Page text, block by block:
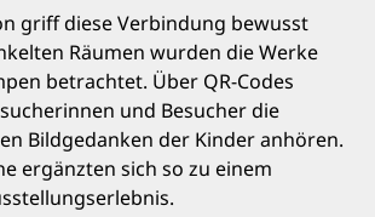
griff diese Verbindung bewusst
Räumen wurden die Werke
betrachtet. Über QR-Codes
und Besucher die
Bildgedanken der Kinder anhören.
ergänzten sich so zu einem